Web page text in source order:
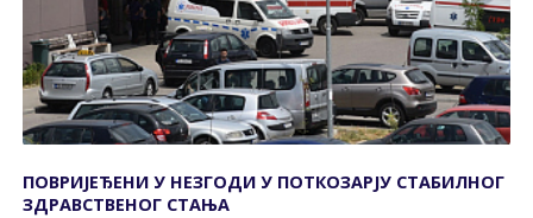
ПОВРИЈЕЂЕНИ У НЕЗГОДИ У ПОТКОЗАРЈУ СTАБИЛНОГ
ЗДРАВСTВЕНОГ СTАЊА